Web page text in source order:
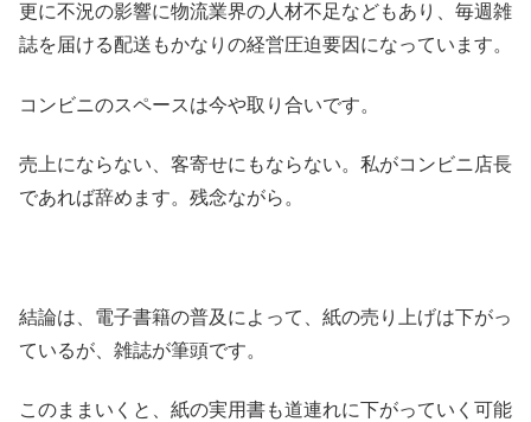
更に不況の影響に物流業界の人材不足などもあり、毎週雑
誌を届ける配送もかなりの経営圧迫要因になっています。
コンビニのスペースは今や取り合いです。
売上にならない、客寄せにもならない。私がコンビニ店長
であれば辞めます。残念ながら。
結論は、電子書籍の普及によって、紙の売り上げは下がっ
ているが、雑誌が筆頭です。
このままいくと、紙の実用書も道連れに下がっていく可能